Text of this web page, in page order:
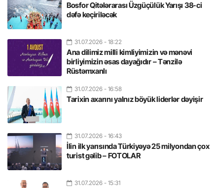
Bosfor Qitələrarası Üzgüçülük Yarışı 38-ci
dəfə keçiriləcək
31.07.2026 - 18:22
Ana dilimiz milli kimliyimizin və mənəvi
birliyimizin əsas dayağıdır – Tənzilə
Rüstəmxanlı
31.07.2026 - 16:58
Tarixin axarını yalnız böyük liderlər dəyişir
31.07.2026 - 16:43
İlin ilk yarısında Türkiyəyə 25 milyondan çox
turist gəlib – FOTOLAR
31.07.2026 - 15:31